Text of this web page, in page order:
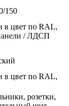
150
в цвет по RAL,
/ ЛДСП
в цвет по RAL,
розетки,